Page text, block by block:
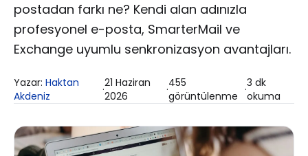
postadan farkı ne? Kendi alan adınızla
profesyonel e-posta, SmarterMail ve
Exchange uyumlu senkronizasyon avantajları.
Yazar: Haktan
Akdeniz
·21 Haziran
2026
·455
görüntülenme ·3 dk
okuma